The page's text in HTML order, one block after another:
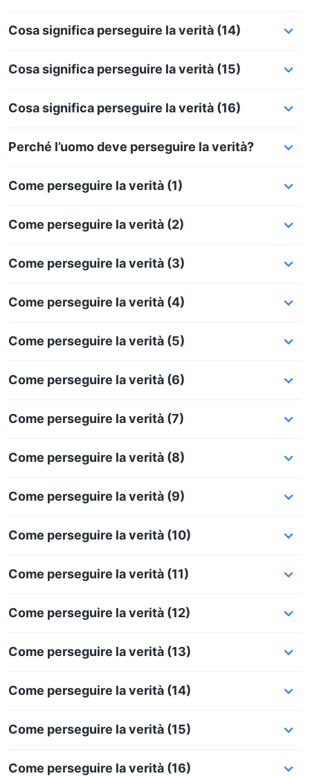
Cosa significa perseguire la verità (14)
Cosa significa perseguire la verità (15)
Cosa significa perseguire la verità (16)
Perché l’uomo deve perseguire la verità?
Come perseguire la verità (1)
Come perseguire la verità (2)
Come perseguire la verità (3)
Come perseguire la verità (4)
Come perseguire la verità (5)
Come perseguire la verità (6)
Come perseguire la verità (7)
Come perseguire la verità (8)
Come perseguire la verità (9)
Come perseguire la verità (10)
Come perseguire la verità (11)
Come perseguire la verità (12)
Come perseguire la verità (13)
Come perseguire la verità (14)
Come perseguire la verità (15)
Come perseguire la verità (16)